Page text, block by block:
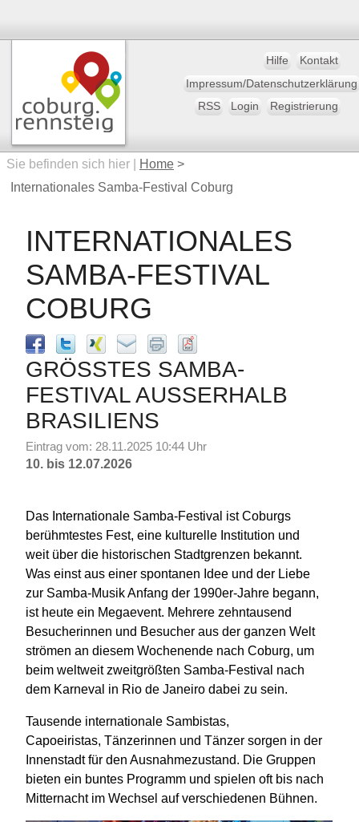
Hilfe
Kontakt
Impressum/Datenschutzerklärung
RSS
Login Registrierung
Sie befinden sich hier | Home >
Internationales Samba-Festival Coburg
INTERNATIONALES
SAMBA-FESTIVAL
COBURG
GRÖSSTES SAMBA-F
ESTIVAL AUSSERHALB BR
ASILIENS
Eintrag vom: 28.11.2025 10:44 Uhr
10. bis 12.07.2026
Das Internationale Samba-Festival ist Coburgs
berühmtestes Fest, eine kulturelle Institution und
weit über die historischen Stadtgrenzen bekannt.
Was einst aus einer spontanen Idee und der Liebe
zur Samba-Musik Anfang der 1990er-Jahre begann,
ist heute ein Megaevent. Mehrere zehntausend
Besucherinnen und Besucher aus der ganzen Welt
strömen an diesem Wochenende nach Coburg, um
beim weltweit zweitgrößten Samba-Festival nach
dem Karneval in Rio de Janeiro dabei zu sein.
Tausende internationale Sambistas,
Capoeiristas, Tänzerinnen und Tänzer sorgen in der
Innenstadt für den Ausnahmezustand. Die Gruppen
bieten ein buntes Programm und spielen oft bis nach
Mitternacht im Wechsel auf verschiedenen Bühnen.